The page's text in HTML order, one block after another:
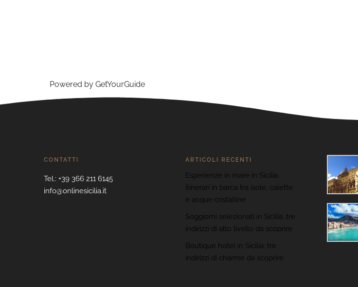
Powered by GetYourGuide
CONTATTI
Tel.: +39 366 211 6145
info@onlinesicilia.it
ARTICOLI RECENTI
Esperienze in mare in Sicilia:
itinerari in barca tra isole, calette
e acque cristalline
Soggiorni selezionati in Sicilia: tre
indirizzi di alto livello da scoprire
Boutique hotel in Sicilia: tre
indirizzi di charme da scoprire